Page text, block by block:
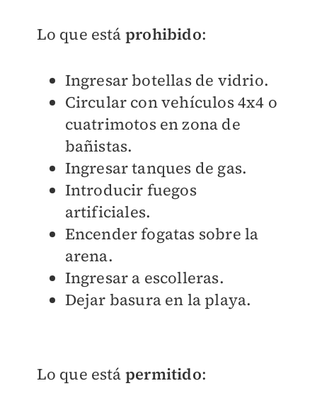
Lo que está prohibido:
Ingresar botellas de vidrio.
Circular con vehículos 4x4 o
cuatrimotos en zona de
bañistas.
Ingresar tanques de gas.
Introducir fuegos
artificiales.
Encender fogatas sobre la
arena.
Ingresar a escolleras.
Dejar basura en la playa.
Lo que está permitido: